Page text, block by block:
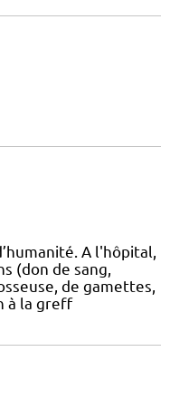
A l'hôpital,
(don de sang,
de gamettes,
à la greff